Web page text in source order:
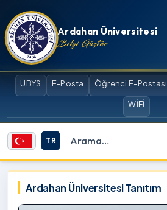
İçeriğe atla
Ardahan Üniversitesi
Bilgi Güçtür
UBYS E-Posta Öğrenci E-Postası
WİFİ
TR
Site içi arama
Ardahan Üniversitesi
Ardahan Üniversitesi Tanıtım